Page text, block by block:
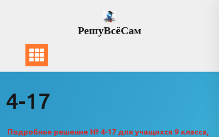
РешуВсёСам
4-17
Подробное решение № 4-17 для учащихся 9 класса,